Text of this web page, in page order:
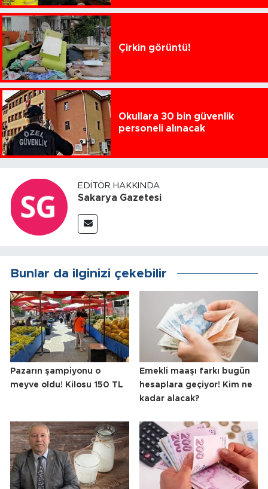
Çirkin görüntü!
Okullara 30 bin güvenlik
personeli alınacak
EDITÖR HAKKINDA
Sakarya Gazetesi
Bunlar da ilginizi çekebilir
Pazarın şampiyonu o
meyve oldu! Kilosu 150 TL
Emekli maaşı farkı bugün
hesaplara geçiyor! Kim ne
kadar alacak?